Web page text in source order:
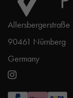
90461 Nürnberg
Germany